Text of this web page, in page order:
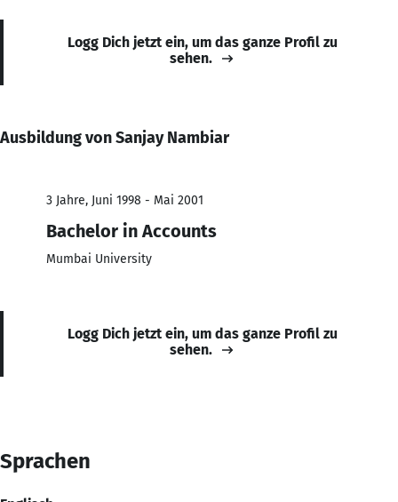
Logg Dich jetzt ein, um das ganze Profil zu
sehen.
Ausbildung von Sanjay Nambiar
3 Jahre, Juni 1998 - Mai 2001
Bachelor in Accounts
Mumbai University
Logg Dich jetzt ein, um das ganze Profil zu
sehen.
Sprachen